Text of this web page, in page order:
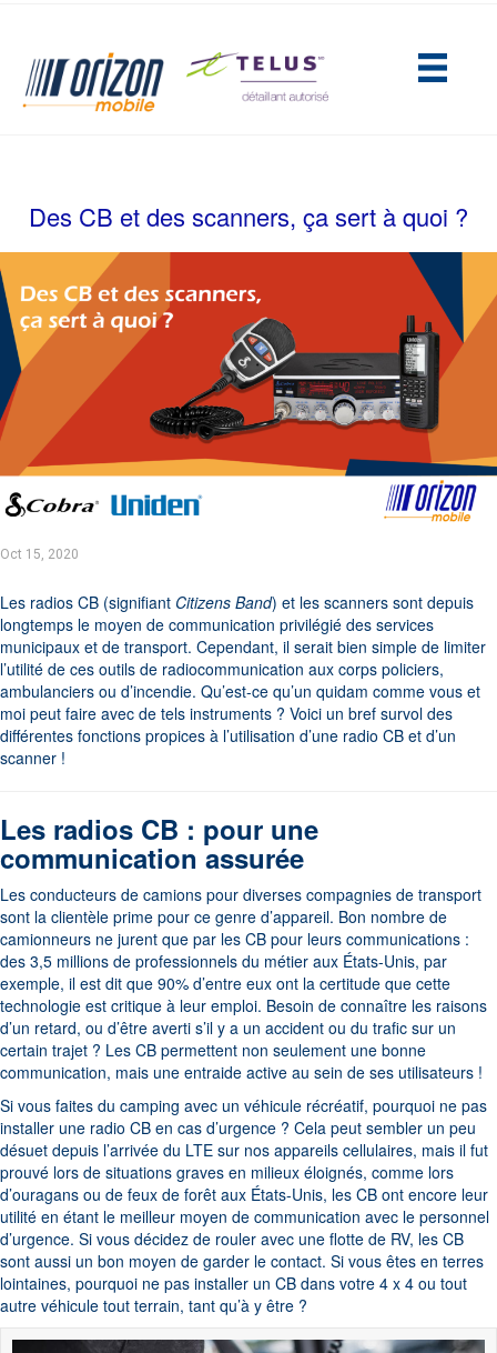
(opens in new tab)
Des CB et des scanners, ça sert à quoi ?
Oct 15, 2020
Les radios CB (signifiant Citizens Band) et les scanners sont depuis
longtemps le moyen de communication privilégié des services
municipaux et de transport. Cependant, il serait bien simple de limiter
l’utilité de ces outils de radiocommunication aux corps policiers,
ambulanciers ou d’incendie. Qu’est-ce qu’un quidam comme vous et
moi peut faire avec de tels instruments ? Voici un bref survol des
différentes fonctions propices à l’utilisation d’une radio CB et d’un
scanner !
Les radios CB : pour une
communication assurée
Les conducteurs de camions pour diverses compagnies de transport
sont la clientèle prime pour ce genre d’appareil. Bon nombre de
camionneurs ne jurent que par les CB pour leurs communications :
des 3,5 millions de professionnels du métier aux États-Unis, par
exemple, il est dit que 90% d’entre eux ont la certitude que cette
technologie est critique à leur emploi. Besoin de connaître les raisons
d’un retard, ou d’être averti s’il y a un accident ou du trafic sur un
certain trajet ? Les CB permettent non seulement une bonne
communication, mais une entraide active au sein de ses utilisateurs !
Si vous faites du camping avec un véhicule récréatif, pourquoi ne pas
installer une radio CB en cas d’urgence ? Cela peut sembler un peu
désuet depuis l’arrivée du LTE sur nos appareils cellulaires, mais il fut
prouvé lors de situations graves en milieux éloignés, comme lors
d’ouragans ou de feux de forêt aux États-Unis, les CB ont encore leur
utilité en étant le meilleur moyen de communication avec le personnel
d’urgence. Si vous décidez de rouler avec une flotte de RV, les CB
sont aussi un bon moyen de garder le contact. Si vous êtes en terres
lointaines, pourquoi ne pas installer un CB dans votre 4 x 4 ou tout
autre véhicule tout terrain, tant qu’à y être ?